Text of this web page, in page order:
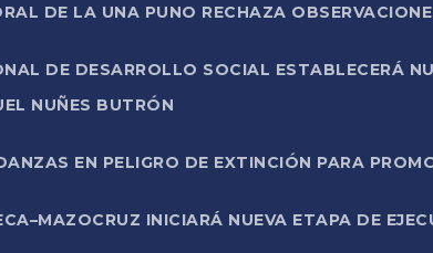
DE LA UNA PUNO RECHAZA
DE DESARROLLO SOCIAL ESTABLECERÁ
NUÑES BUTRÓN
EN PELIGRO DE EXTINCIÓN PARA
INICIARÁ NUEVA ETAPA DE